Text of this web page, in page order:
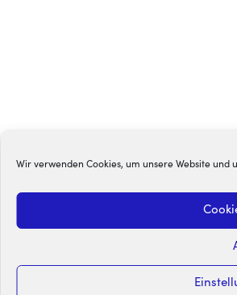
Wir verwenden Cookies, um unsere Website und